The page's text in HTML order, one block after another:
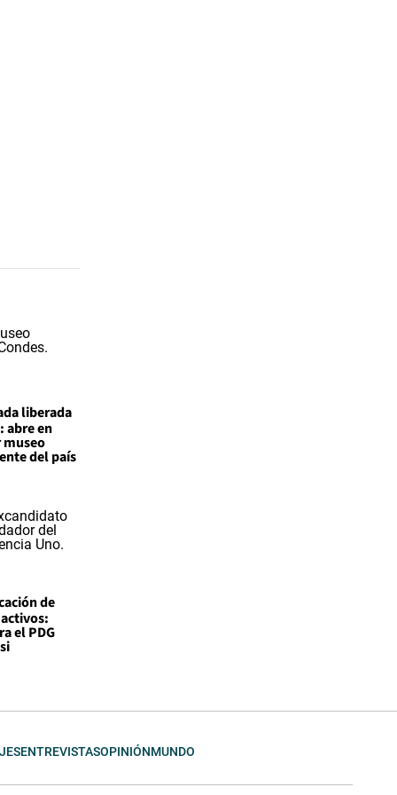
liberada
abre en
del país
de
el PDG
ENTREVISTASOPINIÓNMUNDO